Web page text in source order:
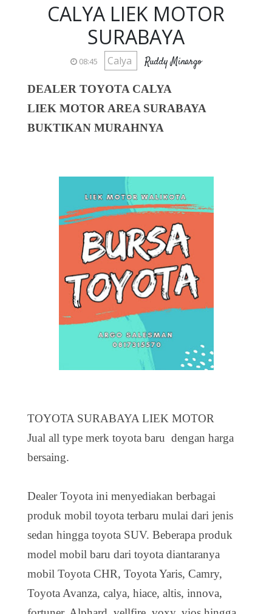
CALYA LIEK MOTOR
SURABAYA
08:45 Calya Ruddy Minargo
DEALER TOYOTA CALYA
LIEK MOTOR AREA SURABAYA
BUKTIKAN MURAHNYA
TOYOTA SURABAYA LIEK MOTOR
Jual all type merk toyota baru dengan harga
bersaing.
Dealer Toyota ini menyediakan berbagai
produk mobil toyota terbaru mulai dari jenis
sedan hingga toyota SUV. Beberapa produk
model mobil baru dari toyota diantaranya
mobil Toyota CHR, Toyota Yaris, Camry,
Toyota Avanza, calya, hiace, altis, innova,